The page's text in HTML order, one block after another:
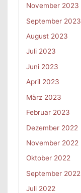
November 2023
September 2023
August 2023
Juli 2023
Juni 2023
April 2023
März 2023
Februar 2023
Dezember 2022
November 2022
Oktober 2022
September 2022
Juli 2022